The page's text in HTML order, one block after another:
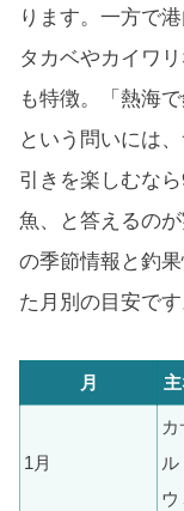
ります。一方で
タカベやカイワ
も特徴。「熱海
という問いには
引きを楽しむな
魚、と答えるの
の季節情報と釣
た月別の目安です
月
1月
ル
ウ